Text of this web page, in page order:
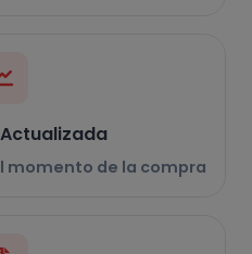
momento de la compra